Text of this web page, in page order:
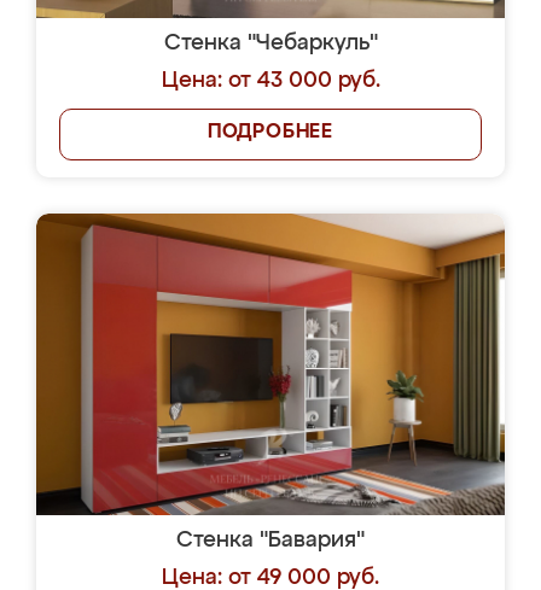
Стенка "Чебаркуль"
Цена: от 43 000 руб.
ПОДРОБНЕЕ
Стенка "Бавария"
Цена: от 49 000 руб.